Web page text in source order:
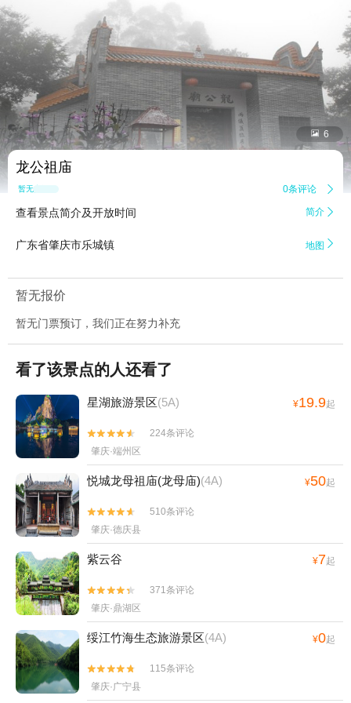
 6
龙公祖庙
暂无点评 0条评论 
查看景点简介及开放时间 简介 
广东省肇庆市乐城镇 地图 
暂无报价
暂无门票预订，我们正在努力补充
看了该景点的人还看了
星湖旅游景区(5A) ¥19.9起


224条评论
肇庆·端州区
悦城龙母祖庙(龙母庙)(4A) ¥50起


510条评论
肇庆·德庆县
紫云谷 ¥7起


371条评论
肇庆·鼎湖区
绥江竹海生态旅游景区(4A) ¥0起


115条评论
肇庆·广宁县
